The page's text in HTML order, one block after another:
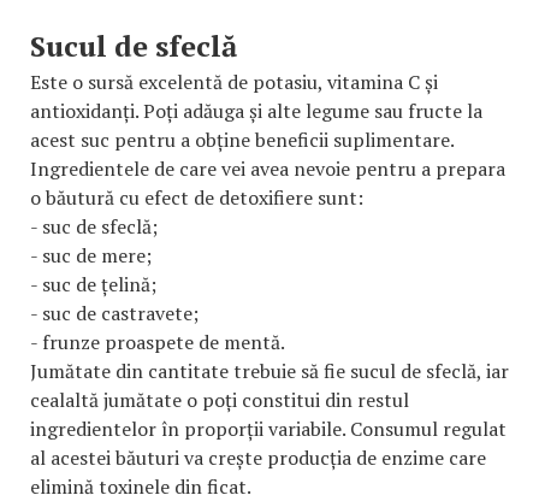
Sucul de sfeclă
Este o sursă excelentă de potasiu, vitamina C și
antioxidanți. Poți adăuga și alte legume sau fructe la
acest suc pentru a obține beneficii suplimentare.
Ingredientele de care vei avea nevoie pentru a prepara
o băutură cu efect de detoxifiere sunt:
- suc de sfeclă;
- suc de mere;
- suc de țelină;
- suc de castravete;
- frunze proaspete de mentă.
Jumătate din cantitate trebuie să fie sucul de sfeclă, iar
cealaltă jumătate o poți constitui din restul
ingredientelor în proporții variabile. Consumul regulat
al acestei băuturi va crește producția de enzime care
elimină toxinele din ficat.